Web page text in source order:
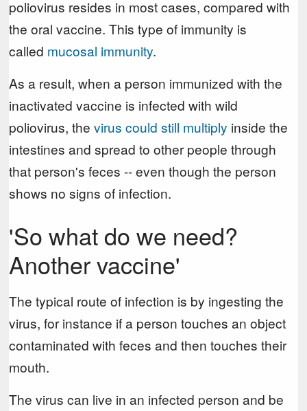
poliovirus resides in most cases, compared with
the oral vaccine. This type of immunity is
called mucosal immunity.
As a result, when a person immunized with the
inactivated vaccine is infected with wild
poliovirus, thevirus could still multiply inside the
intestines and spread to other people through
that person's feces -- even though the person
shows no signs of infection.
'So what do we need?
Another vaccine'
The typical route of infection is by ingesting the
virus, for instance if a person touches an object
contaminated with feces and then touches their
mouth.
The virus can live in an infected person and be